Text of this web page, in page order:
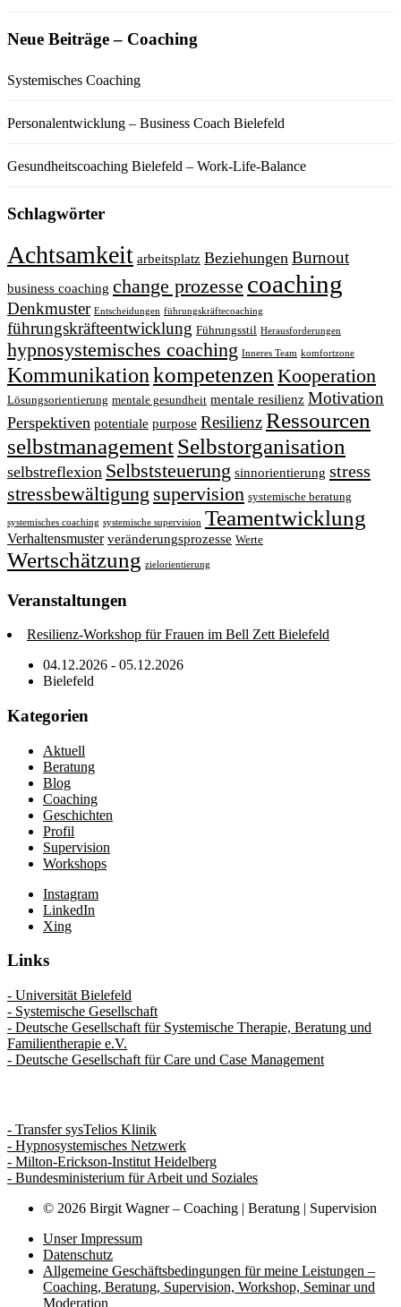
Neue Beiträge – Coaching
Systemisches Coaching
Personalentwicklung – Business Coach Bielefeld
Gesundheitscoaching Bielefeld – Work-Life-Balance
Schlagwörter
Achtsamkeit arbeitsplatz Beziehungen Burnout
business coaching change prozesse coaching
Denkmuster Entscheidungen führungskräftecoaching
führungskräfteentwicklung Führungsstil Herausforderungen
hypnosystemisches coaching Inneres Team komfortzone
Kommunikationkompetenzen Kooperation
Lösungsorientierung mentale gesundheit mentale resilienz Motivation
Perspektiven potentiale purpose ResilienzRessourcen
selbstmanagementSelbstorganisation
selbstreflexion Selbststeuerung sinnorientierung stress
stressbewältigung supervision systemische beratung
systemisches coaching systemische supervision Teamentwicklung
Verhaltensmuster veränderungsprozesse Werte
Wertschätzung zielorientierung
Veranstaltungen
Resilienz-Workshop für Frauen im Bell Zett Bielefeld
04.12.2026 - 05.12.2026
Bielefeld
Kategorien
Aktuell
Beratung
Blog
Coaching
Geschichten
Profil
Supervision
Workshops
Instagram
LinkedIn
Xing
Links
- Universität Bielefeld
- Systemische Gesellschaft
- Deutsche Gesellschaft für Systemische Therapie, Beratung und
Familientherapie e.V.
- Deutsche Gesellschaft für Care und Case Management
- Transfer sysTelios Klinik
- Hypnosystemisches Netzwerk
- Milton-Erickson-Institut Heidelberg
- Bundesministerium für Arbeit und Soziales
© 2026 Birgit Wagner – Coaching | Beratung | Supervision
Unser Impressum
Datenschutz
Allgemeine Geschäftsbedingungen für meine Leistungen –
Coaching, Beratung, Supervision, Workshop, Seminar und
Moderation